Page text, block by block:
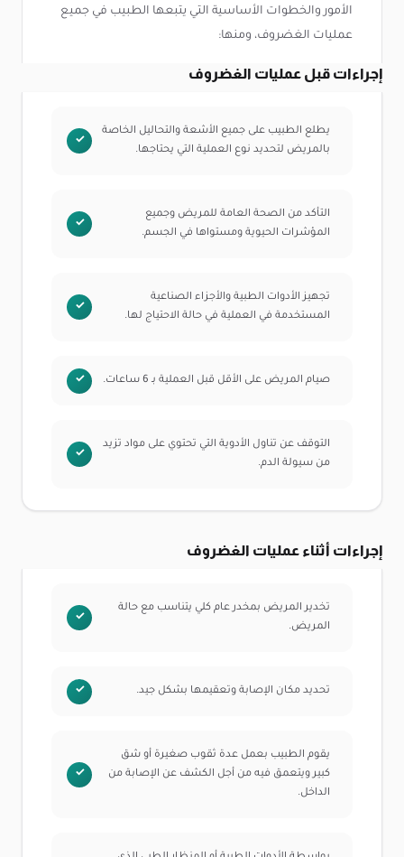
الأمور والخطوات الأساسية التي يتبعها الطبيب في جميع
عمليات الغضروف، ومنها:
إجراءات قبل عمليات الغضروف
يطلع الطبيب على جميع الأشعة والتحاليل الخاصة
بالمريض لتحديد نوع العملية التي يحتاجها.
التأكد من الصحة العامة للمريض وجميع
المؤشرات الحيوية ومستواها في الجسم.
تجهيز الأدوات الطبية والأجزاء الصناعية
المستخدمة في العملية في حالة الاحتياج لها.
صيام المريض على الأقل قبل العملية بـ 6 ساعات.
التوقف عن تناول الأدوية التي تحتوي على مواد تزيد
من سيولة الدم.
إجراءات أثناء عمليات الغضروف
تخدير المريض بمخدر عام كلي يتناسب مع حالة
المريض.
تحديد مكان الإصابة وتعقيمها بشكل جيد.
يقوم الطبيب بعمل عدة ثقوب صغيرة أو شق
كبير ويتعمق فيه من أجل الكشف عن الإصابة من
الداخل.